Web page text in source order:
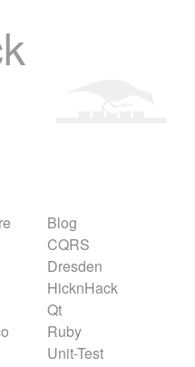
Blog
CQRS
Dresden
HicknHack
Qt
Ruby
Unit-Test